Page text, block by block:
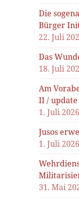
Die
Bürger
22. Juli
Das
18. Juli
Am
II / update
1. Juli 2026
Jusos
1. Juli 2026
31. Mai